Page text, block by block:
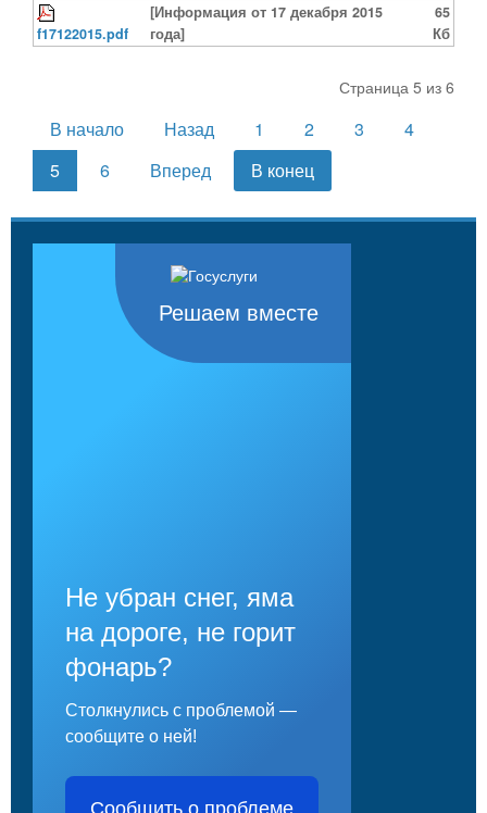
f17122015.pdf
[Информация от 17 декабря 2015
года]
65
Кб
Страница 5 из 6
В начало Назад 1 2 3
4
5
6 Вперед В конец
Решаем вместе
Не убран снег, яма
на дороге, не горит
фонарь?
Столкнулись с проблемой —
сообщите о ней!
Сообщить о проблеме